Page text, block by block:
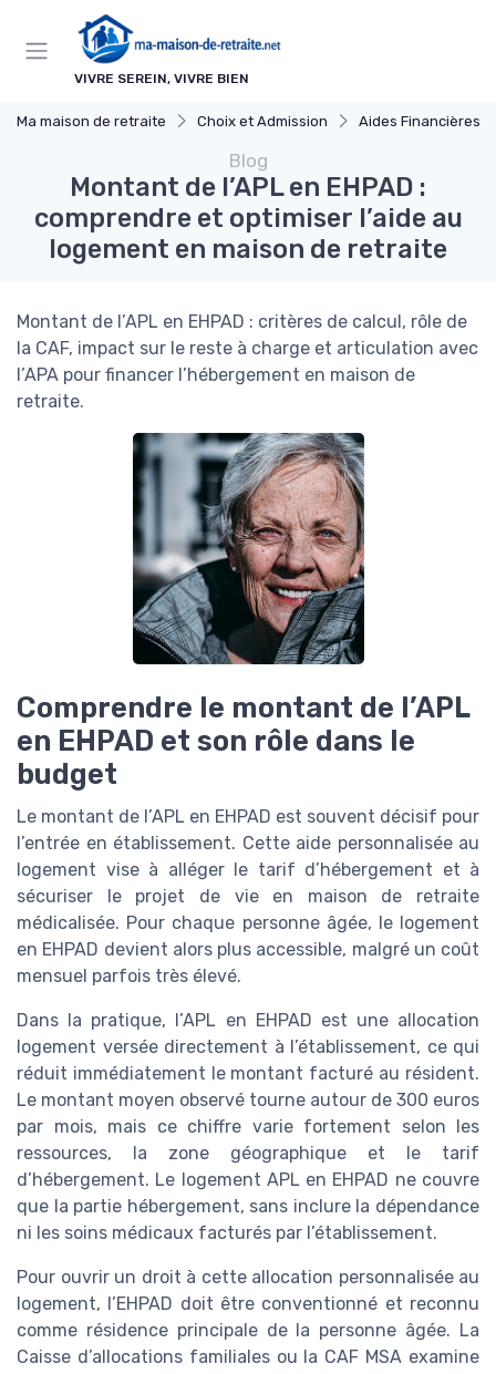
VIVRE SEREIN, VIVRE BIEN
Ma maison de retraite Choix et Admission Aides Financières et
Blog
Montant de l’APL en EHPAD :
comprendre et optimiser l’aide au
logement en maison de retraite
Montant de l’APL en EHPAD : critères de calcul, rôle de
la CAF, impact sur le reste à charge et articulation avec
l’APA pour financer l’hébergement en maison de
retraite.
Comprendre le montant de l’APL
en EHPAD et son rôle dans le
budget
Le montant de l’APL en EHPAD est souvent décisif pour
l’entrée en établissement. Cette aide personnalisée au
logement vise à alléger le tarif d’hébergement et à
sécuriser le projet de vie en maison de retraite
médicalisée. Pour chaque personne âgée, le logement
en EHPAD devient alors plus accessible, malgré un coût
mensuel parfois très élevé.
Dans la pratique, l’APL en EHPAD est une allocation
logement versée directement à l’établissement, ce qui
réduit immédiatement le montant facturé au résident.
Le montant moyen observé tourne autour de 300 euros
par mois, mais ce chiffre varie fortement selon les
ressources, la zone géographique et le tarif
d’hébergement. Le logement APL en EHPAD ne couvre
que la partie hébergement, sans inclure la dépendance
ni les soins médicaux facturés par l’établissement.
Pour ouvrir un droit à cette allocation personnalisée au
logement, l’EHPAD doit être conventionné et reconnu
comme résidence principale de la personne âgée. La
Caisse d’allocations familiales ou la CAF MSA examine
Panneau de gestion des cookies